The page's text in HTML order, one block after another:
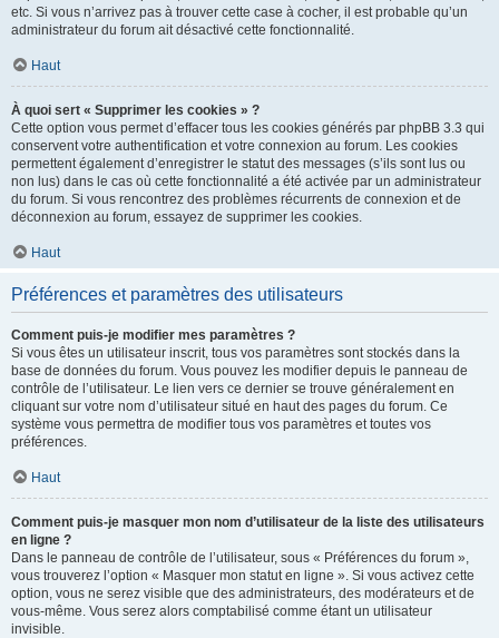
etc. Si vous n’arrivez pas à trouver cette case à cocher, il est probable qu’un
administrateur du forum ait désactivé cette fonctionnalité.
Haut
À quoi sert « Supprimer les cookies » ?
Cette option vous permet d’effacer tous les cookies générés par phpBB 3.3 qui
conservent votre authentification et votre connexion au forum. Les cookies
permettent également d’enregistrer le statut des messages (s’ils sont lus ou
non lus) dans le cas où cette fonctionnalité a été activée par un administrateur
du forum. Si vous rencontrez des problèmes récurrents de connexion et de
déconnexion au forum, essayez de supprimer les cookies.
Haut
Préférences et paramètres des utilisateurs
Comment puis-je modifier mes paramètres ?
Si vous êtes un utilisateur inscrit, tous vos paramètres sont stockés dans la
base de données du forum. Vous pouvez les modifier depuis le panneau de
contrôle de l’utilisateur. Le lien vers ce dernier se trouve généralement en
cliquant sur votre nom d’utilisateur situé en haut des pages du forum. Ce
système vous permettra de modifier tous vos paramètres et toutes vos
préférences.
Haut
Comment puis-je masquer mon nom d’utilisateur de la liste des utilisateurs
en ligne ?
Dans le panneau de contrôle de l’utilisateur, sous « Préférences du forum »,
vous trouverez l’option « Masquer mon statut en ligne ». Si vous activez cette
option, vous ne serez visible que des administrateurs, des modérateurs et de
vous-même. Vous serez alors comptabilisé comme étant un utilisateur
invisible.